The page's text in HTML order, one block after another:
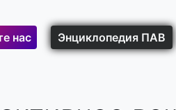
нас Энциклопедия ПАВ